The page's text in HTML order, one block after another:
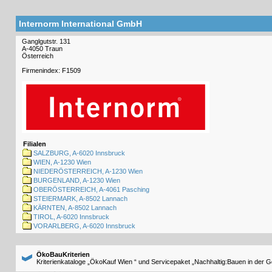
Internorm International GmbH
Ganglgutstr. 131
A-4050 Traun
Österreich
Firmenindex: F1509
Filialen
SALZBURG, A-6020 Innsbruck
WIEN, A-1230 Wien
NIEDERÖSTERREICH, A-1230 Wien
BURGENLAND, A-1230 Wien
OBERÖSTERREICH, A-4061 Pasching
STEIERMARK, A-8502 Lannach
KÄRNTEN, A-8502 Lannach
TIROL, A-6020 Innsbruck
VORARLBERG, A-6020 Innsbruck
ÖkoBauKriterien
Kriterienkataloge „ÖkoKauf Wien “ und Servicepaket „Nachhaltig:Bauen in der